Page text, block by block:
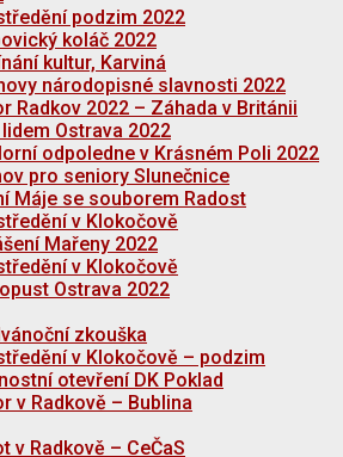
podzim 2022
koláč 2022
kultur, Karviná
národopisné slavnosti 2022
Radkov 2022 – Záhada v Británii
lidem Ostrava 2022
odpoledne v Krásném Poli 2022
pro seniory Slunečnice
Máje se souborem Radost
v Klokočově
Mařeny 2022
v Klokočově
Ostrava 2022
zkouška
v Klokočově – podzim
otevření DK Poklad
v Radkově – Bublina
v Radkově – CeČaS